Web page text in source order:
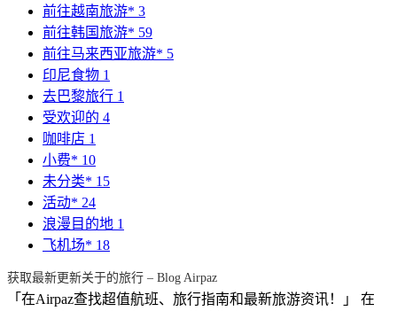
前往越南旅游* 3
前往韩国旅游* 59
前往马来西亚旅游* 5
印尼食物 1
去巴黎旅行 1
受欢迎的 4
咖啡店 1
小费* 10
未分类* 15
活动* 24
浪漫目的地 1
飞机场* 18
获取最新更新关于的旅行 – Blog Airpaz
「在Airpaz查找超值航班、旅行指南和最新旅游资讯！」 在